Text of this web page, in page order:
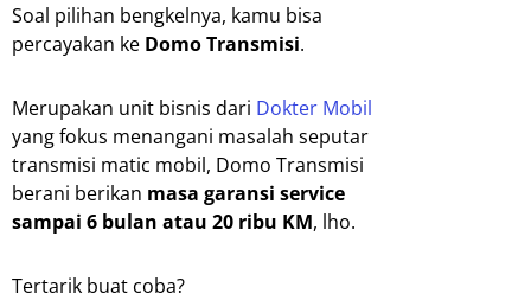
Soal pilihan bengkelnya, kamu bisa
percayakan ke Domo Transmisi.
Merupakan unit bisnis dari Dokter Mobil
yang fokus menangani masalah seputar
transmisi matic mobil, Domo Transmisi
berani berikan masa garansi service
sampai 6 bulan atau 20 ribu KM, lho.
Tertarik buat coba?